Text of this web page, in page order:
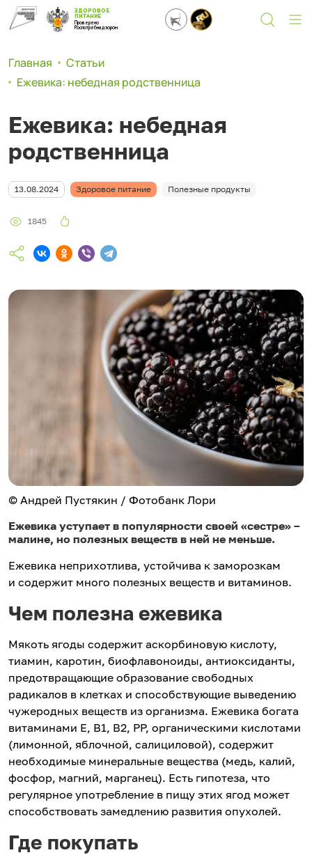
ЗДОРОВОЕ
ПИТАНИЕ
Проверено
Роспотребнадзором
Главная
Статьи
Ежевика: небедная родственница
Ежевика: небедная
родственница
13.08.2024 Здоровое питание Полезные продукты
1845
© Андрей Пустякин / Фотобанк Лори
Ежевика уступает в популярности своей «сестре» –
малине, но полезных веществ в ней не меньше.
Ежевика неприхотлива, устойчива к заморозкам
и содержит много полезных веществ и витаминов.
Чем полезна ежевика
Мякоть ягоды содержит аскорбиновую кислоту,
тиамин, каротин, биофлавоноиды, антиоксиданты,
предотвращающие образование свободных
радикалов в клетках и способствующие выведению
чужеродных веществ из организма. Ежевика богата
витаминами Е, В1, В2, РР, органическими кислотами
(лимонной, яблочной, салициловой), содержит
необходимые минеральные вещества (медь, калий,
фосфор, магний, марганец). Есть гипотеза, что
регулярное употребление в пищу этих ягод может
способствовать замедлению развития опухолей.
Где покупать